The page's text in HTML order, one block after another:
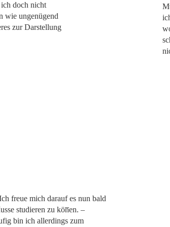
doch nicht
wie ungenügend
zur Darstellung
freue mich darauf es nun bald
studieren zu kön̅en. –
bin ich allerdings zum